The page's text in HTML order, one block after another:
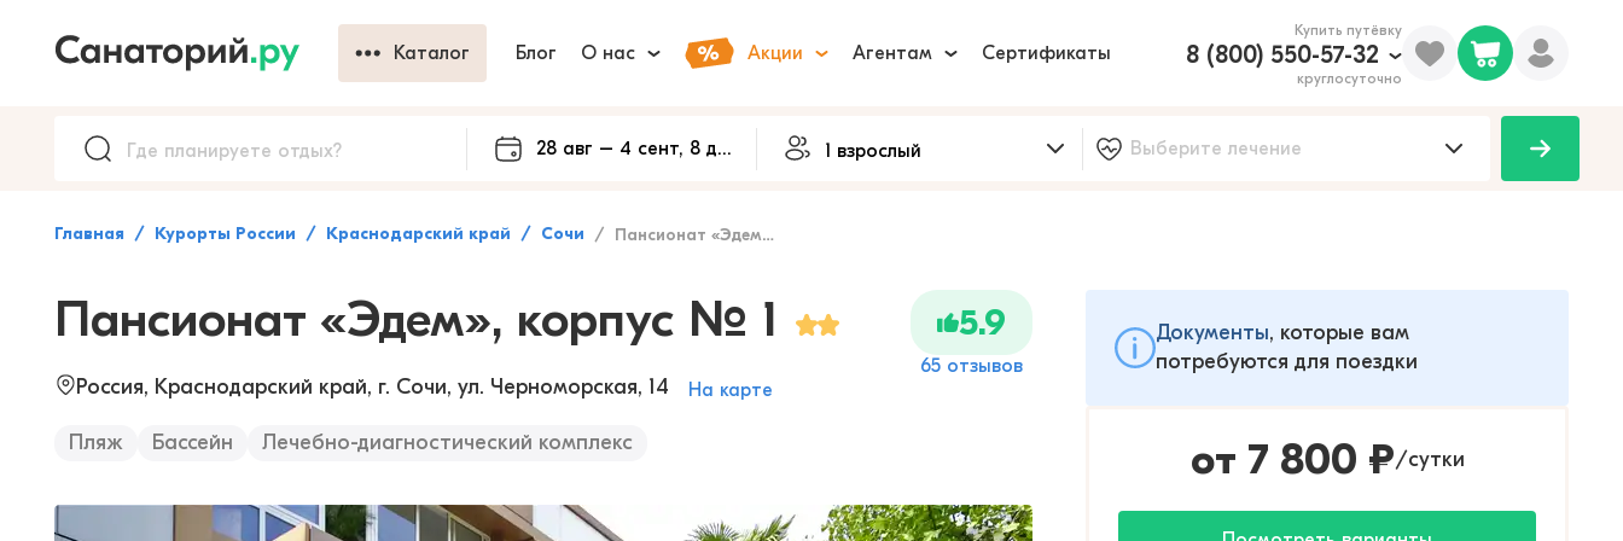
Каталог Блог О нас Акции Агентам Сертификаты
Купить путёвку
8 (800) 550-57-32
круглосуточно
Главная Курорты России Краснодарский край Сочи Пансионат «Эдем», корпус № 1
Пансионат «Эдем», корпус № 1
Россия, Краснодарский край, г. Сочи, ул. Черноморская, 14 На карте
Пляж Бассейн Лечебно-диагностический комплекс
5.9
65 отзывов
Документы, которые вам
потребуются для поездки
от 7 800 ₽/сутки